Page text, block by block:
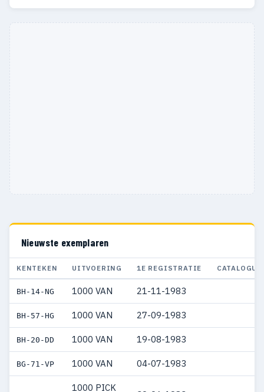
Nieuwste exemplaren
KENTEKEN UITVOERING 1E REGISTRATIE
BH-14-NG 1000 VAN 21-11-1983
BH-57-HG 1000 VAN 27-09-1983
BH-20-DD 1000 VAN 19-08-1983
BG-71-VP 1000 VAN 04-07-1983
1000 PICK